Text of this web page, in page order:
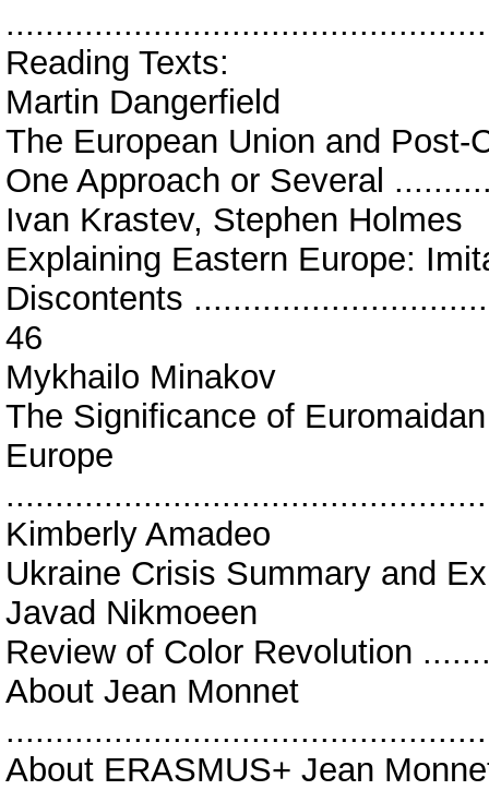
Reading Texts:
Martin Dangerfield
The European Union and Post-
One Approach or Several
Ivan Krastev, Stephen Holmes
Explaining Eastern Europe:
Discontents
46
Mykhailo Minakov
The Significance of
Europe
Kimberly Amadeo
Ukraine Crisis Summary and
Javad Nikmoeen
Review of Color Revolution
About Jean Monnet
About ERASMUS+ Jean